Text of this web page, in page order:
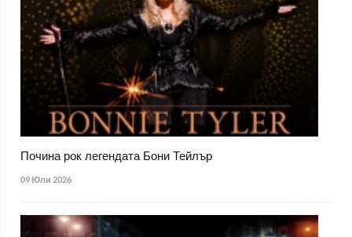
Почина рок легендата Бони Тейлър
09 Юли 2026